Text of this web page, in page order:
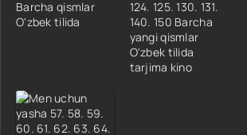
Barcha qismlar
O'zbek tilida
124. 125. 130. 131.
140. 150 Barcha
yangi qismlar
O'zbek tilida
tarjima kino